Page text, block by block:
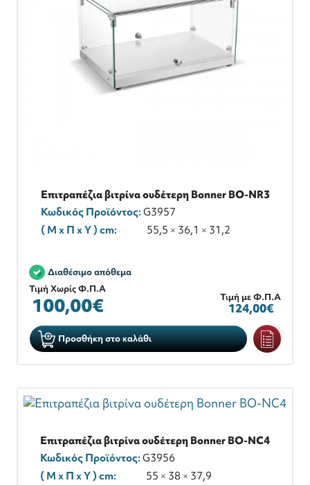
Επιτραπέζια βιτρίνα ουδέτερη Bonner BO-NR3
Κωδικός Προϊόντος:G3957
( M x Π x Y ) cm:
55,5 × 36,1 × 31,2
Διαθέσιμο απόθεμα
Τιμή Χωρίς Φ.Π.Α
100,00€ Τιμή με Φ.Π.Α
124,00€
Προσθήκη στο καλάθι
Επιτραπέζια βιτρίνα ουδέτερη Bonner BO-NC4
Κωδικός Προϊόντος:G3956
( M x Π x Y ) cm:
55 × 38 × 37,9